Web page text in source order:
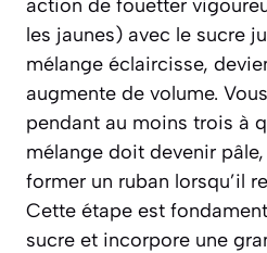
action de fouetter
les jaunes) avec le sucre
mélange éclaircisse,
augmente de volume.
pendant au moins trois à
mélange doit devenir
former un ruban lorsqu’il
Cette étape est
sucre et incorpore une